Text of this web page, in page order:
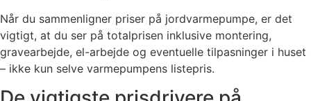
Når du sammenligner priser på jordvarmepumpe, er det
vigtigt, at du ser på totalprisen inklusive montering,
gravearbejde, el-arbejde og eventuelle tilpasninger i huset
– ikke kun selve varmepumpens listepris.